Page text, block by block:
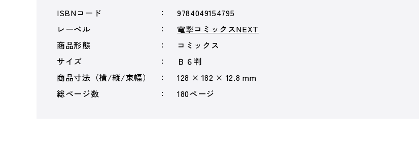
ISBNコード
9784049154795
レーベル
電撃コミックスNEXT
商品形態
コミックス
サイズ
Ｂ６判
商品寸法（横/縦/束幅）
128 × 182 × 12.8 mm
総ページ数
180ページ